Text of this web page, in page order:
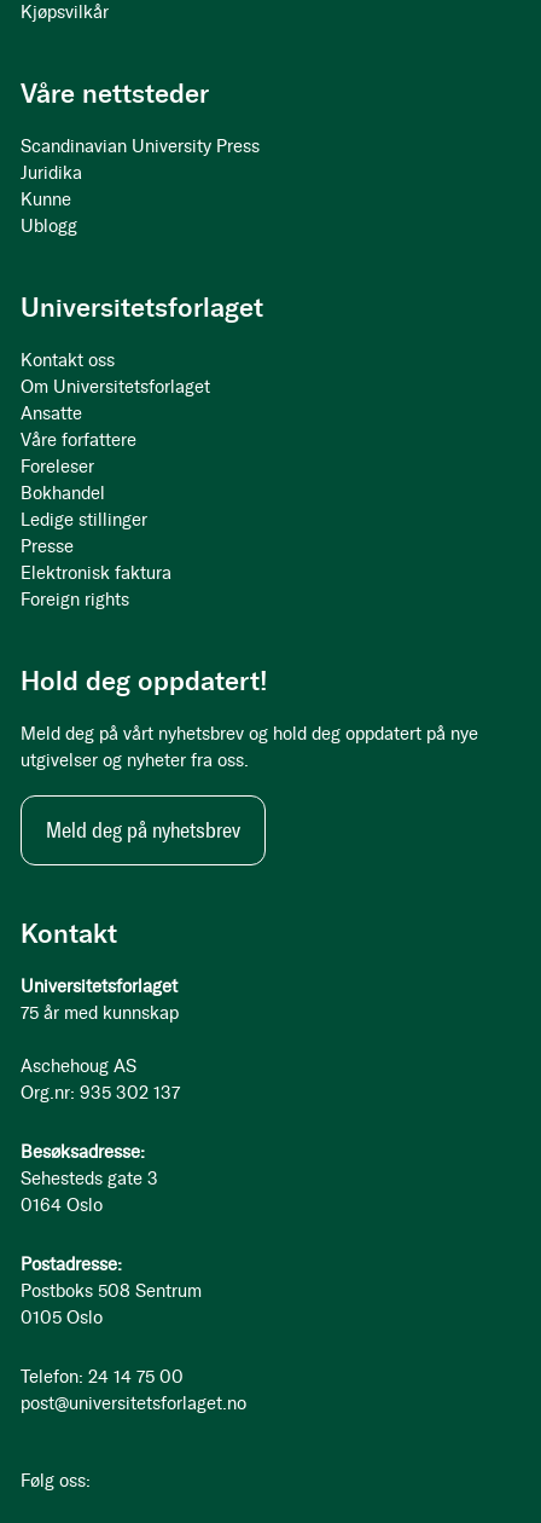
Kontakt
Universitetsforlaget
75 år med kunnskap
Aschehoug AS
Org.nr: 935 302 137
Besøksadresse:
Sehesteds gate 3
0164 Oslo
Postadresse:
Postboks 508 Sentrum
0105 Oslo
Telefon: 24 14 75 00
post@universitetsforlaget.no
Følg oss:
Kjøpsvilkår
Våre nettsteder
Scandinavian University Press
Juridika
Kunne
Ublogg
Universitetsforlaget
Kontakt oss
Om Universitetsforlaget
Ansatte
Våre forfattere
Foreleser
Bokhandel
Ledige stillinger
Presse
Elektronisk faktura
Foreign rights
Hold deg oppdatert!
Meld deg på vårt nyhetsbrev og hold deg oppdatert på nye
utgivelser og nyheter fra oss.
Meld deg på nyhetsbrev